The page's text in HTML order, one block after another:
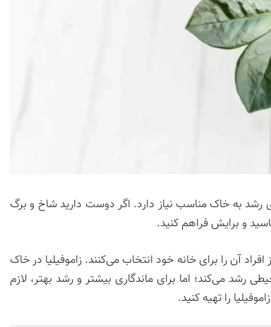
رشد به خاک مناسب نیاز دارد. اگر دوست دارید شاخ و برگ
و برایش فراهم کنید.
آن را برای خانه خود انتخاب می‌کنند. زاموفیلیا در خاک
رشد می‌کند؛ اما برای ماندگاری بیشتر و رشد بهتر، لازم
را تهیه کنید.